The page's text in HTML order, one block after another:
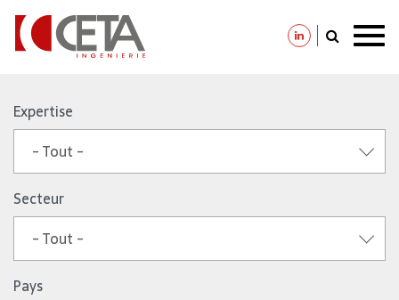
contenu
principal
Expertise
- Tout -
Secteur
- Tout -
Pays